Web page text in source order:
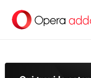
contenuto